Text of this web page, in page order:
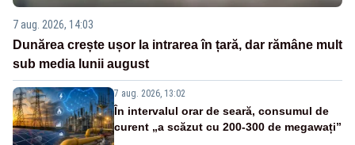
7 aug. 2026, 14:03
Dunărea crește ușor la intrarea în țară, dar rămâne mult
sub media lunii august
7 aug. 2026, 13:02
În intervalul orar de seară, consumul de
curent „a scăzut cu 200-300 de megawați”